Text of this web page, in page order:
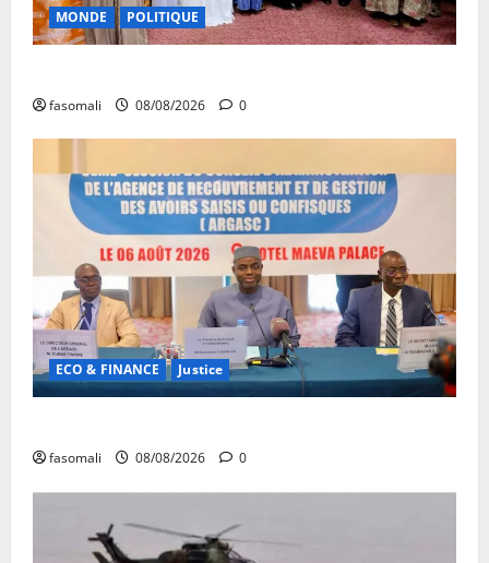
MONDE POLITIQUE
fasomali 08/08/2026 0
ECO & FINANCE Justice
fasomali 08/08/2026 0